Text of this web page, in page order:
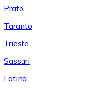
Prato
Taranto
Trieste
Sassari
Latina